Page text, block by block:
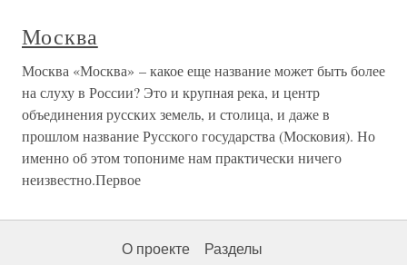
Москва
Москва «Москва» – какое еще название может быть более
на слуху в России? Это и крупная река, и центр
объединения русских земель, и столица, и даже в
прошлом название Русского государства (Московия). Но
именно об этом топониме нам практически ничего
неизвестно.Первое
О проекте Разделы